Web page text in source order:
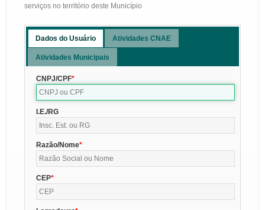
serviços no território deste Município
Dados do Usuário Atividades CNAE
Atividades Municipais
CNPJ/CPF
I.E./RG
Razão/Nome
CEP